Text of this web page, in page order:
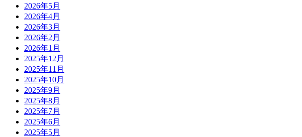
2026年5月
2026年4月
2026年3月
2026年2月
2026年1月
2025年12月
2025年11月
2025年10月
2025年9月
2025年8月
2025年7月
2025年6月
2025年5月